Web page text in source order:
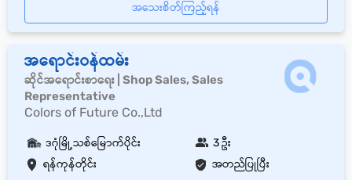
အသေးစိတ်ကြည့်ရန်
အရောင်းဝန်ထမ်း
ဆိုင်အရောင်းစာရေး | Shop Sales, Sales
Representative
Colors of Future Co.,Ltd
ရန်ကုန်တိုင်း အတည်ပြုပြီး
ဒဂုံမြို့သစ်မြောက်ပိုင်း 3 ဦး